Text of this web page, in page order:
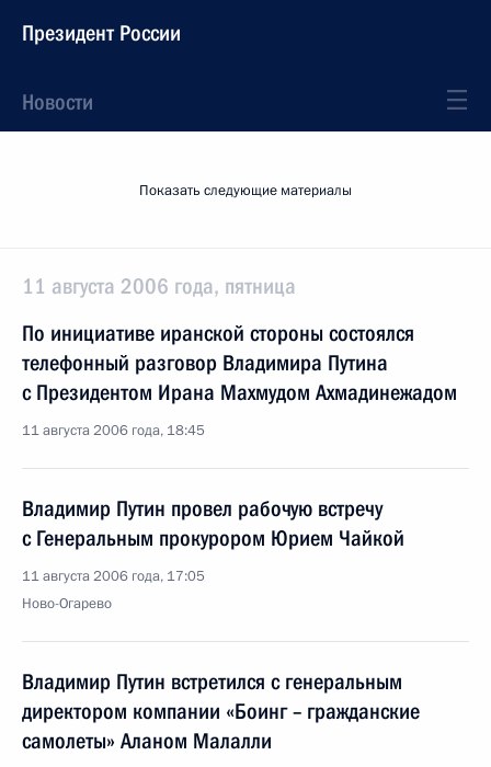
Президент России
Новости
Показать следующие материалы
11 августа 2006 года, пятница
По инициативе иранской стороны состоялся
телефонный разговор Владимира Путина
с Президентом Ирана Махмудом Ахмадинежадом
11 августа 2006 года, 18:45
Владимир Путин провел рабочую встречу
с Генеральным прокурором Юрием Чайкой
11 августа 2006 года, 17:05
Ново-Огарево
Владимир Путин встретился с генеральным
директором компании «Боинг – гражданские
самолеты» Аланом Малалли